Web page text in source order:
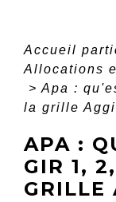
Accueil
Allocations
> Apa :
la grille
APA :
GIR 1,
GRILLE